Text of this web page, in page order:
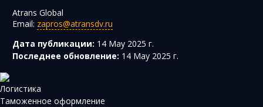
Atrans Global
Email: zapros@atransdv.ru
Дата публикации: 14 May 2025 г.
Последнее обновление: 14 May 2025 г.
Логистика
Таможенное оформление